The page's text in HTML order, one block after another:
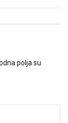
polja su